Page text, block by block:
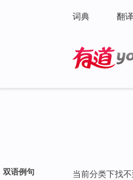
词典 翻译
双语例句 当前分类下找